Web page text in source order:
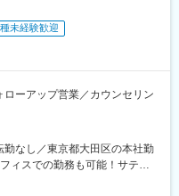
未経験歓迎
ローアップ営業／カウンセリン
なし／東京都大田区の本社勤
ィスでの勤務も可能！サテラ
の立地で好アクセス！好きな場